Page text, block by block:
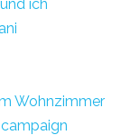
ich
Wohnzimmer